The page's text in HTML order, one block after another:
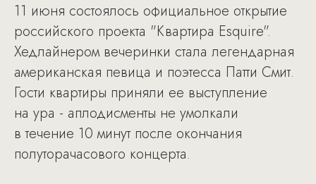
11 июня состоялось официальное открытие
российского проекта "Квартира Esquire".
Хедлайнером вечеринки стала легендарная
американская певица и поэтесса Патти Смит.
Гости квартиры приняли ее выступление
на ура - аплодисменты не умолкали
в течение 10 минут после окончания
полуторачасового концерта.